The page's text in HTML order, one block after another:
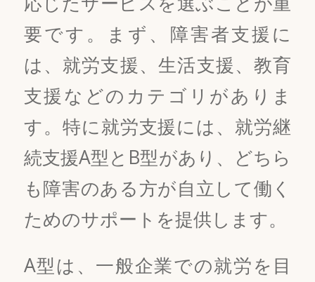
要です。まず、障害者支援に
は、就労支援、生活支援、教育
支援などのカテゴリがありま
す。特に就労支援には、就労継
続支援A型とB型があり、どちら
も障害のある方が自立して働く
ためのサポートを提供します。
A型は、一般企業での就労を目